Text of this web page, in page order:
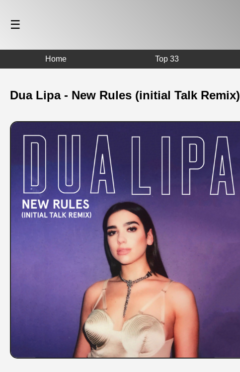
☰
Home Top 33
Dua Lipa - New Rules (initial Talk Remix)